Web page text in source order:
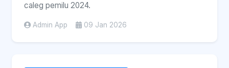
caleg pemilu 2024.
Admin App 09 Jan 2026